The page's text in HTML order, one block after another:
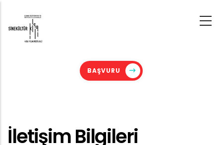
main
content
BAŞVURU
İletişim Bilgileri